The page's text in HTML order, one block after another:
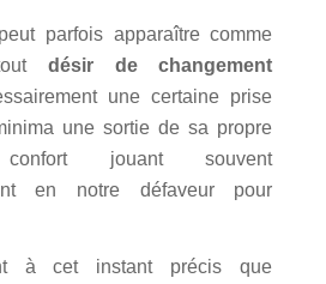
parfois apparaître comme
désir de changement
une certaine prise
une sortie de sa propre
jouant souvent
en notre défaveur pour
à cet instant précis que